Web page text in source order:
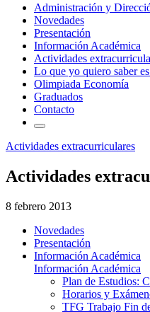
Administración y
Novedades
Presentación
Información Académica
Actividades
Lo que yo quiero saber
Olimpiada Economía
Graduados
Contacto
Actividades extracurriculares
Actividades
8 febrero 2013
Novedades
Presentación
Información Académica
Información Académica
Plan de Estudios:
Horarios y
TFG Trabajo Fin